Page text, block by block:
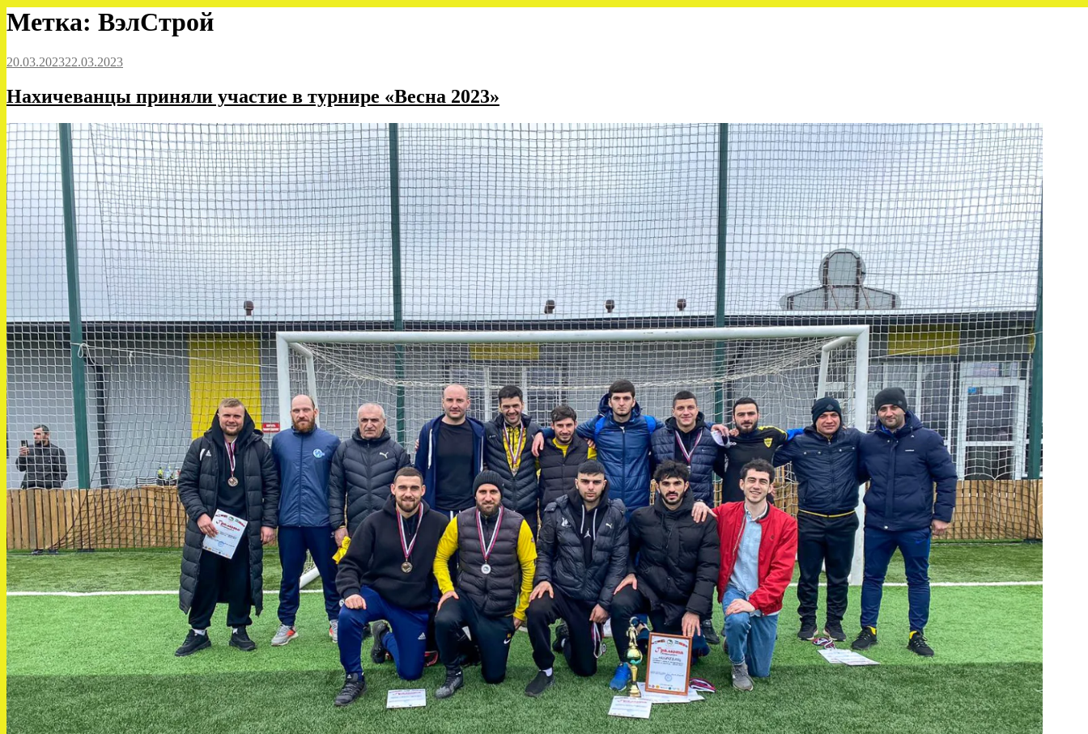
Метка: ВэлСтрой
20.03.202322.03.2023
Нахичеванцы приняли участие в турнире «Весна 2023»